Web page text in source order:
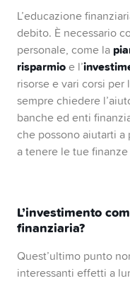
L’educazione
debito. È necessario
personale, come la
risparmioe l’
risorse e vari corsi per
sempre chiedere
banche ed enti
che possono aiutarti
a tenere le tue
L’investimento
finanziaria?
Quest’ultimo punto
interessanti effetti a